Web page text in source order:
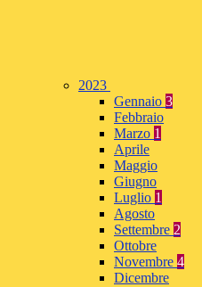
2023
Gennaio 3
Febbraio
Marzo 1
Aprile
Maggio
Giugno
Luglio 1
Agosto
Settembre 2
Ottobre
Novembre 4
Dicembre